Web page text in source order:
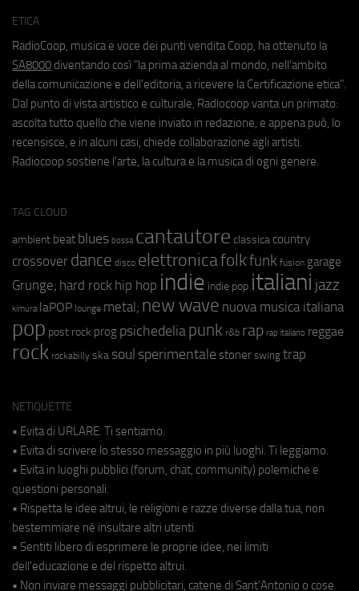
ETICA
RadioCoop, musica e voce dei punti vendita Coop, ha ottenuto la
SA8000 diventando così "la prima azienda al mondo, nell'ambito
della comunicazione e dell'editoria, a ricevere la Certificazione etica".
Dal punto di vista artistico e culturale, Radiocoop vanta un primato:
ascolta tutto quello che viene inviato in redazione, e appena può, lo
recensisce, e in alcuni casi, chiede collaborazione agli artisti.
Radiocoop sostiene l'arte, la cultura e la musica di ogni genere.
TAG CLOUD
ambient beat blues bossa cantautore classica country
crossover dance disco elettronicafolkfunk fusion garage
Grunge; hard rock hip hop indie indie pop italiani jazz
kimura laPOP lounge metal; new wave nuova musica italiana
pop post rock prog psichedeliapunk r&b rap rap italiano reggae
rock rockabilly ska soul sperimentale stoner swing trap
NETIQUETTE
• Evita di URLARE. Ti sentiamo.
• Evita di scrivere lo stesso messaggio in più luoghi. Ti leggiamo.
• Evita in luoghi pubblici (forum, chat, community) polemiche e
questioni personali.
• Rispetta le idee altrui, le religioni e razze diverse dalla tua, non
bestemmiare né insultare altri utenti.
• Sentiti libero di esprimere le proprie idee, nei limiti
dell'educazione e del rispetto altrui.
• Non inviare messaggi pubblicitari, catene di Sant'Antonio o cose